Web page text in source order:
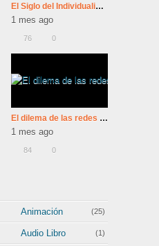
El Siglo del Individualismo: 3º Máquinas De Felicidad
1 mes ago
76 0
El dilema de las redes sociales
1 mes ago
84 0
Animación (25)
Audio Libro (1)